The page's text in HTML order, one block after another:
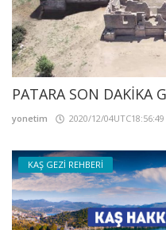
PATARA SON DAKİKA
yonetim 2020/12/04UTC18:56:49
KAŞ GEZİ REHBERİ